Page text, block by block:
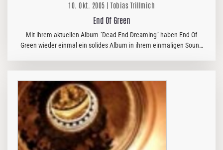
10. Okt. 2005 | Tobias Trillmich
End Of Green
Mit ihrem aktuellen Album ´Dead End Dreaming´ haben End Of
Green wieder einmal ein solides Album in ihrem einmaligen Sound